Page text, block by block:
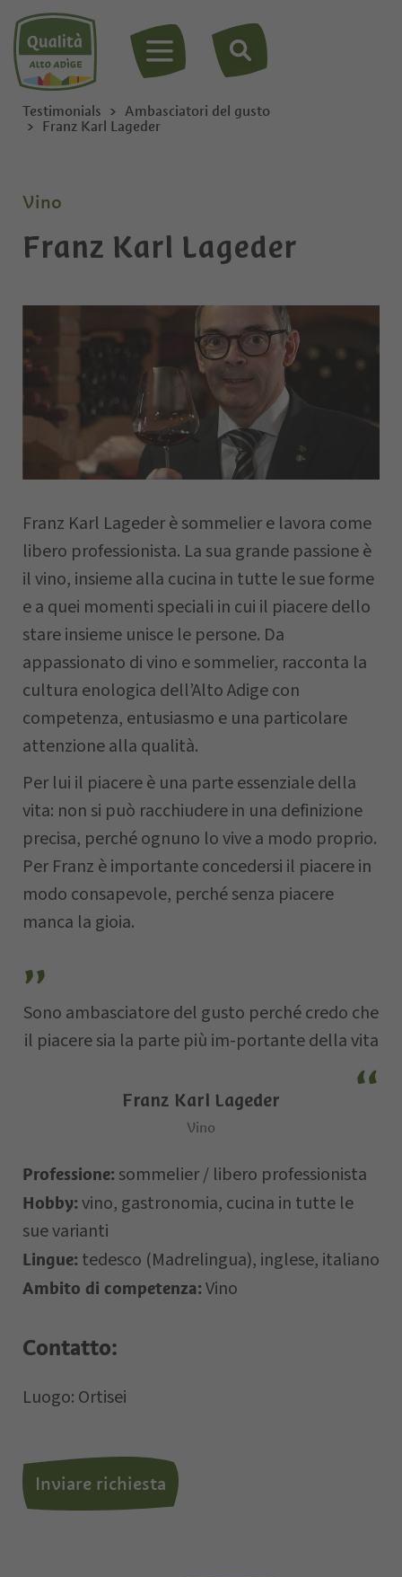
MENU
Testimonials
Ambasciatori del gusto
Franz Karl Lageder
Vino
Franz Karl Lageder
Franz Karl Lageder è sommelier e lavora come
libero professionista. La sua grande passione è
il vino, insieme alla cucina in tutte le sue forme
e a quei momenti speciali in cui il piacere dello
stare insieme unisce le persone. Da
appassionato di vino e sommelier, racconta la
cultura enologica dell’Alto Adige con
competenza, entusiasmo e una particolare
attenzione alla qualità.
Per lui il piacere è una parte essenziale della
vita: non si può racchiudere in una definizione
precisa, perché ognuno lo vive a modo proprio.
Per Franz è importante concedersi il piacere in
modo consapevole, perché senza piacere
manca la gioia.
Sono ambasciatore del gusto perché credo che
il piacere sia la parte più im-portante della vita
Franz Karl Lageder
Vino
Professione: sommelier / libero professionista
Hobby:vino, gastronomia, cucina in tutte le
sue varianti
Lingue: tedesco (Madrelingua), inglese, italiano
Ambito di competenza:Vino
Contatto:
Luogo: Ortisei
Inviare richiesta
Ditta
Nome
Cognome
Azienda
CAP
Comune
E-mail
richiesta
Il vostro messaggio…
Letto e compreso laprivacy policy